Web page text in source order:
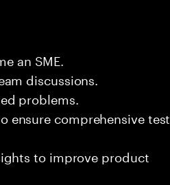
an SME.
discussions.
problems.
ensure comprehensive test
to improve product